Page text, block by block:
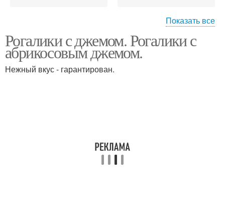
Рогалики на сметане Песочные рогалики
Рогалики на маргарине
Показать все
Рогалики с джемом. Рогалики с
абрикосовым джемом.
Нежный вкус - гарантирован.